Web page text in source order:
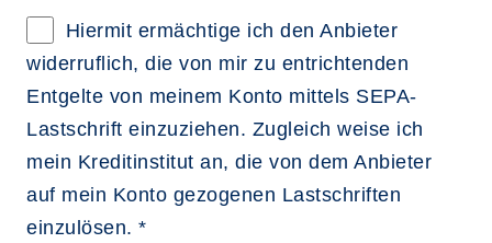
Hiermit ermächtige ich den Anbieter
widerruflich, die von mir zu entrichtenden
Entgelte von meinem Konto mittels SEPA-
Lastschrift einzuziehen. Zugleich weise ich
mein Kreditinstitut an, die von dem Anbieter
auf mein Konto gezogenen Lastschriften
einzulösen. *